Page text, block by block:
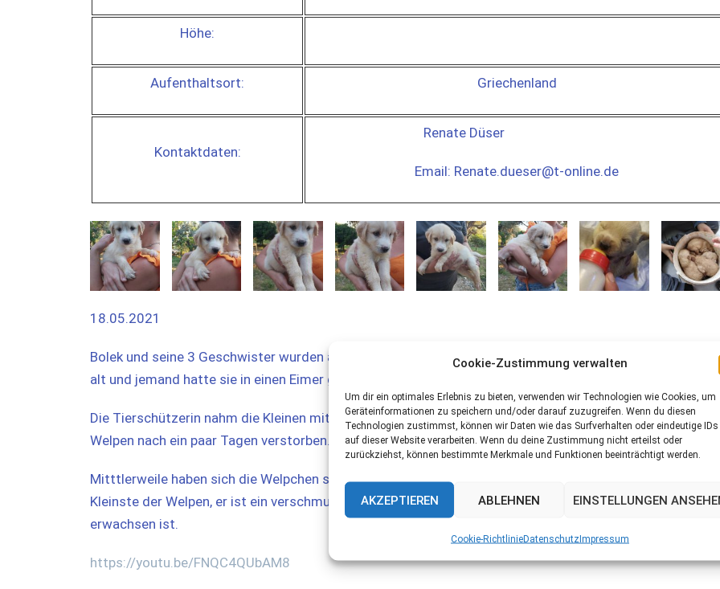
Cookie-Zustimmung verwalten
Um dir ein optimales Erlebnis zu bieten, verwenden wir Technologien wie Cookies, um
Geräteinformationen zu speichern und/oder darauf zuzugreifen. Wenn du diesen
Technologien zustimmst, können wir Daten wie das Surfverhalten oder eindeutige IDs
auf dieser Website verarbeiten. Wenn du deine Zustimmung nicht erteilst oder
zurückziehst, können bestimmte Merkmale und Funktionen beeinträchtigt werden.
AKZEPTIEREN ABLEHNEN EINSTELLUNGEN
Cookie-RichtlinieDatenschutzImpressum
Höhe:
Aufenthaltsort: Griechenland
Kontaktdaten:
Renate Düser
Email: Renate.dueser@t-online.de
18.05.2021
Bolek und seine 3 Geschwister wurden an einer Müllhalde gefunden. Die Kleinen waren gerade mal 5
alt und jemand hatte sie in einen Eimer gepackt und dort entsorgt.
Die Tierschützerin nahm die Kleinen mit nach Hause und zog sie mit der Flasche auf. Leider ist eins der
Welpen nach ein paar Tagen verstorben.
Mitttlerweile haben sich die Welpchen sehr gut entwickelt und sind welpentypisch verspielt. Bolek ist der
Kleinste der Welpen, er ist ein verschmustes Hundebaby. Er wird sicher mal um die 17 kg wiegen, wenn
erwachsen ist.
https://youtu.be/FNQC4QUbAM8